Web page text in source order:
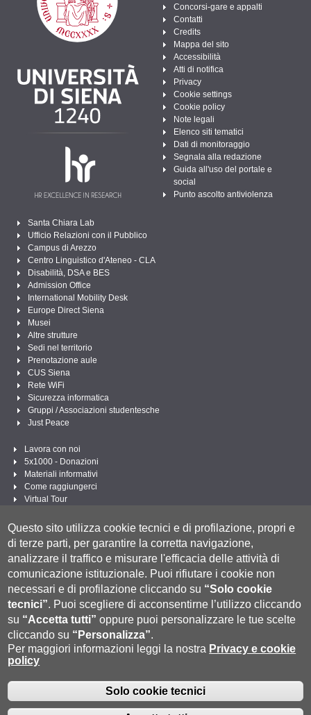
Concorsi-gare e appalti
Contatti
Credits
Mappa del sito
Accessibilità
Atti di notifica
Privacy
Cookie settings
Cookie policy
Note legali
Elenco siti tematici
Dati di monitoraggio
Segnala alla redazione
Guida all'uso del portale e
social
Punto ascolto antiviolenza
Santa Chiara Lab
Ufficio Relazioni con il Pubblico
Campus di Arezzo
Centro Linguistico d'Ateneo - CLA
Disabilità, DSA e BES
Admission Office
International Mobility Desk
Europe Direct Siena
Musei
Altre strutture
Sedi nel territorio
Prenotazione aule
CUS Siena
Rete WiFi
Sicurezza informatica
Gruppi / Associazioni studentesche
Just Peace
Lavora con noi
5x1000 - Donazioni
Materiali informativi
Come raggiungerci
Virtual Tour
Segui UNISI
Università degli Studi di Siena
P.IVA 00273530527 | C.F. 80002070524 |
Modalità di pagamento
Fatturazione Elettronica
Contatti:urp@unisi.it - URP - Ufficio Relazioni con il Pubblico Tel. 0577 235555 (dal
Questo sito utilizza cookie tecnici e di profilazione, propri e
di terze parti, per garantire la corretta navigazione,
analizzare il traffico e misurare l'efficacia delle attività di
comunicazione istituzionale. Puoi rifiutare i cookie non
necessari e di profilazione cliccando su “Solo cookie
tecnici”. Puoi scegliere di acconsentirne l’utilizzo cliccando
su “Accetta tutti” oppure puoi personalizzare le tue scelte
cliccando su “Personalizza”.
Per maggiori informazioni leggi la nostra Privacy e cookie
policy
Solo cookie tecnici